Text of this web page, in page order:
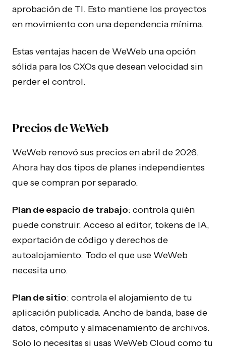
aprobación de TI. Esto mantiene los proyectos
en movimiento con una dependencia mínima.
Estas ventajas hacen de WeWeb una opción
sólida para los CXOs que desean velocidad sin
perder el control.
Precios de WeWeb
WeWeb renovó sus precios en abril de 2026.
Ahora hay dos tipos de planes independientes
que se compran por separado.
Plan de espacio de trabajo: controla quién
puede construir. Acceso al editor, tokens de IA,
exportación de código y derechos de
autoalojamiento. Todo el que use WeWeb
necesita uno.
Plan de sitio: controla el alojamiento de tu
aplicación publicada. Ancho de banda, base de
datos, cómputo y almacenamiento de archivos.
Solo lo necesitas si usas WeWeb Cloud como tu